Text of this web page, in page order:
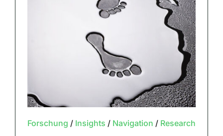
Forschung / Insights / Navigation / Research